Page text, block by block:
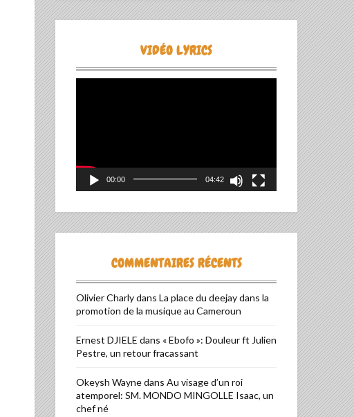
VIDÉO LYRICS
00:00 04:42
COMMENTAIRES RÉCENTS
Olivier Charlydans La place du deejay dans la
promotion de la musique au Cameroun
Ernest DJIELE dans « Ebofo »: Douleur ft Julien
Pestre, un retour fracassant
Okeysh Waynedans Au visage d’un roi
atemporel: SM. MONDO MINGOLLE Isaac, un
chef né